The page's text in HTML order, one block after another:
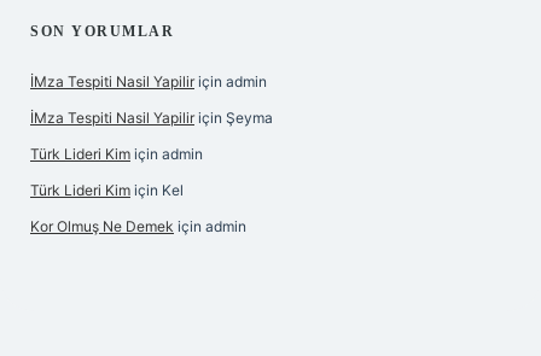
SON YORUMLAR
İMza Tespiti Nasil Yapilir için admin
İMza Tespiti Nasil Yapilir için Şeyma
Türk Lideri Kim için admin
Türk Lideri Kim için Kel
Kor Olmuş Ne Demek için admin